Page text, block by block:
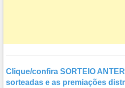
Clique/confira SORTEIO
sorteadas e as premiações